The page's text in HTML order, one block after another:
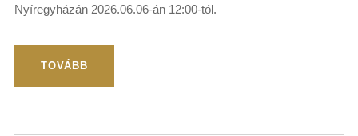
Nyíregyházán 2026.06.06-án 12:00-tól.
TOVÁBB